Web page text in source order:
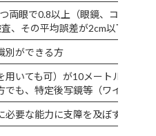
両眼で0.8以上（眼鏡、コンタク
、その平均誤差が2cm以下
別ができる方
用いても可）が10メートルの距
も、特定後写鏡等（ワイドミラ
必要な能力に支障を及ぼすおそれ